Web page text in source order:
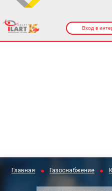
Вход в
Главная Газоснабжение